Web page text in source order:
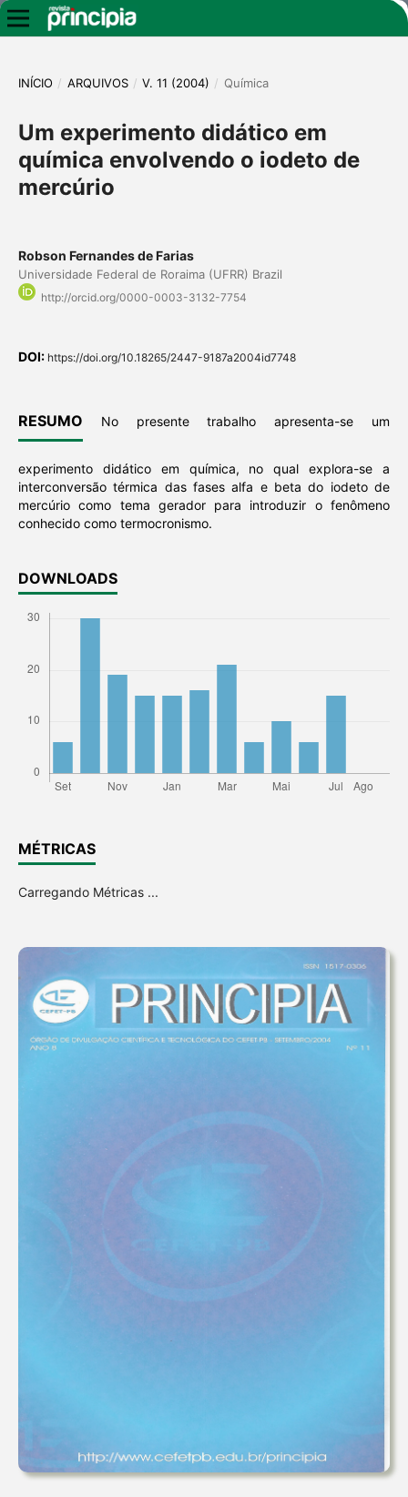
INÍCIO / ARQUIVOS / V. 11 (2004) / Química
Um experimento didático em
química envolvendo o iodeto de
mercúrio
Robson Fernandes de Farias
Universidade Federal de Roraima (UFRR) Brazil
http://orcid.org/0000-0003-3132-7754
DOI: https://doi.org/10.18265/2447-9187a2004id7748
RESUMO No presente trabalho apresenta-se um
experimento didático em química, no qual explora-se a
interconversão térmica das fases alfa e beta do iodeto de
mercúrio como tema gerador para introduzir o fenômeno
conhecido como termocronismo.
DOWNLOADS
MÉTRICAS
Carregando Métricas ...